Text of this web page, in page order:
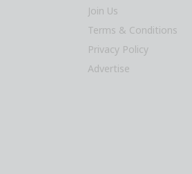
Join Us
Terms & Conditions
Privacy Policy
Advertise